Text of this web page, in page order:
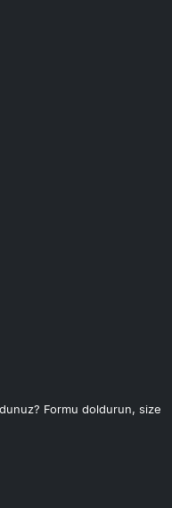
Formu doldurun, size